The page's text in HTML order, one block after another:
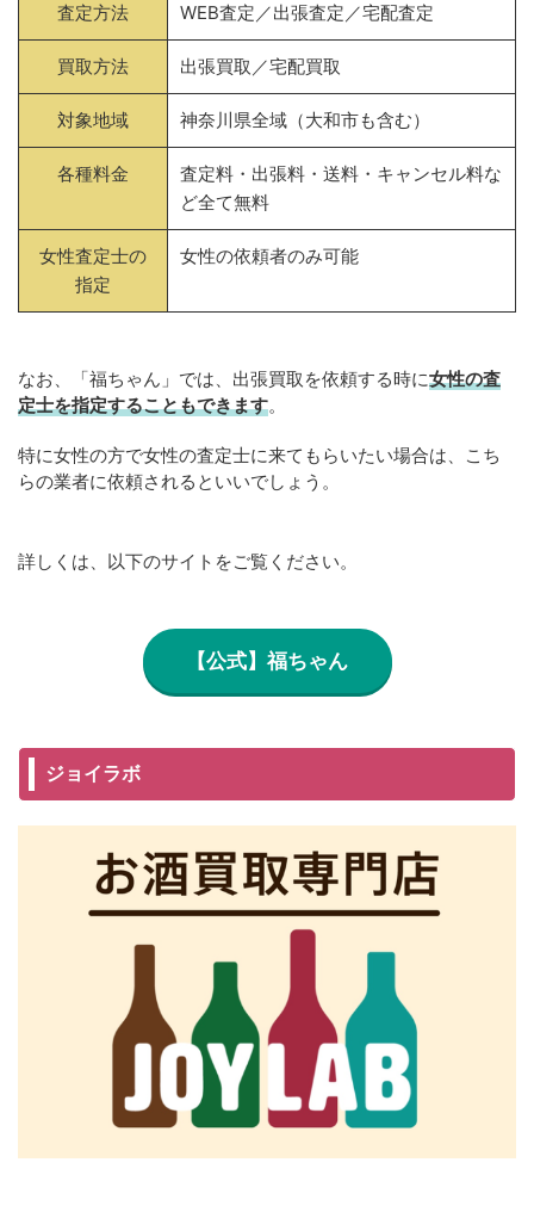
査定方法 WEB査定／出張査定／宅配査定
買取方法 出張買取／宅配買取
対象地域 神奈川県全域（大和市も含む）
各種料金
査定料・出張料・送料・キャンセル料な
ど全て無料
女性査定士の
指定
女性の依頼者のみ可能
なお、「福ちゃん」では、出張買取を依頼する時に女性の査
定士を指定することもできます。
特に女性の方で女性の査定士に来てもらいたい場合は、こち
らの業者に依頼されるといいでしょう。
詳しくは、以下のサイトをご覧ください。
【公式】福ちゃん
ジョイラボ